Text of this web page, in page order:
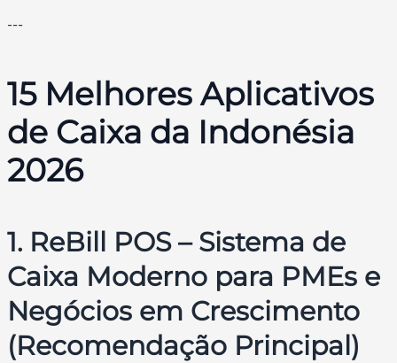
---
15 Melhores Aplicativos
de Caixa da Indonésia
2026
1. ReBill POS – Sistema de
Caixa Moderno para PMEs e
Negócios em Crescimento
(Recomendação Principal)